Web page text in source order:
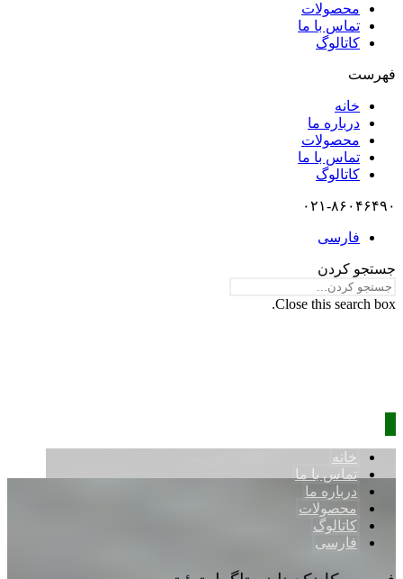
محصولات
تماس با ما
کاتالوگ
فهرست
خانه
درباره ما
محصولات
تماس با ما
کاتالوگ
۰۲۱-۸۶۰۴۶۴۹۰
فارسی
جستجو کردن
Close this search box.
خانه
تماس با ما
درباره ما
محصولات
کاتالوگ
فارسی